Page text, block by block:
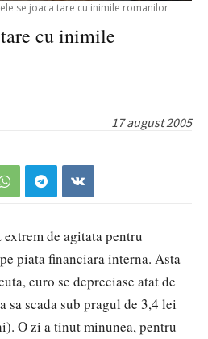
se joaca tare cu inimile romanilor
cu inimile
17 august 2005
de agitata pentru
piata financiara interna. Asta
euro se depreciase atat de
sa scada sub pragul de 3,4 lei
O zi a tinut minunea, pentru